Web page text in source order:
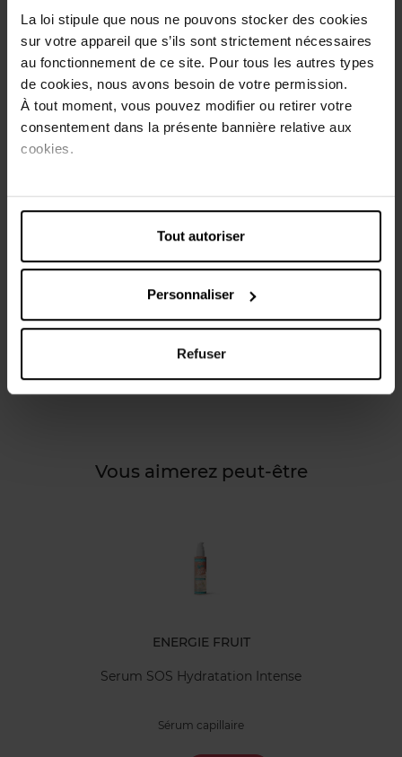
La loi stipule que nous ne pouvons stocker des cookies
sur votre appareil que s’ils sont strictement nécessaires
au fonctionnement de ce site. Pour tous les autres types
de cookies, nous avons besoin de votre permission.
À tout moment, vous pouvez modifier ou retirer votre
consentement dans la présente bannière relative aux
cookies.
Tout autoriser
Personnaliser
Refuser
Enrichi en Centella asiatica et Aloe vera Bio, il purifie et
débarasse des impuretés, tout en hydratant pour réduire
les inconforts. Les cheveux sont plus forts, protégés des
agressions extérieures et en pleine santé.
Conseils d'utilisation
2. Massez et répartissez uniformément .
3. laissez poser toute la nuit.
Avec ou sans rinçage.
A utiliser en cure max. 3x par semaine pendant 1 mois.
Caractéristiques
Avis client
Vous aimerez peut-être
ENERGIE FRUIT
Serum SOS Hydratation Intense
Sérum capillaire